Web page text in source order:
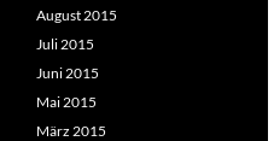
August 2015
Juli 2015
Juni 2015
Mai 2015
März 2015